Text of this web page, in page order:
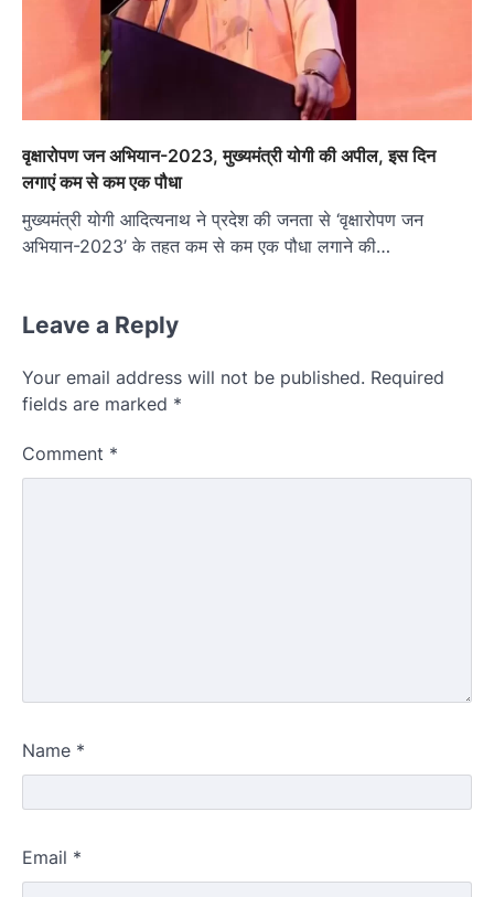
वृक्षारोपण जन अभियान-2023, मुख्यमंत्री योगी की अपील, इस दिन
लगाएं कम से कम एक पौधा
मुख्यमंत्री योगी आदित्यनाथ ने प्रदेश की जनता से ‘वृक्षारोपण जन
अभियान-2023’ के तहत कम से कम एक पौधा लगाने की…
Leave a Reply
Your email address will not be published. Required
fields are marked *
Comment *
Name *
Email *